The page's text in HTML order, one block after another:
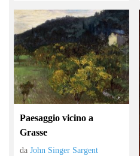
Paesaggio vicino a
Grasse
daJohn Singer Sargent